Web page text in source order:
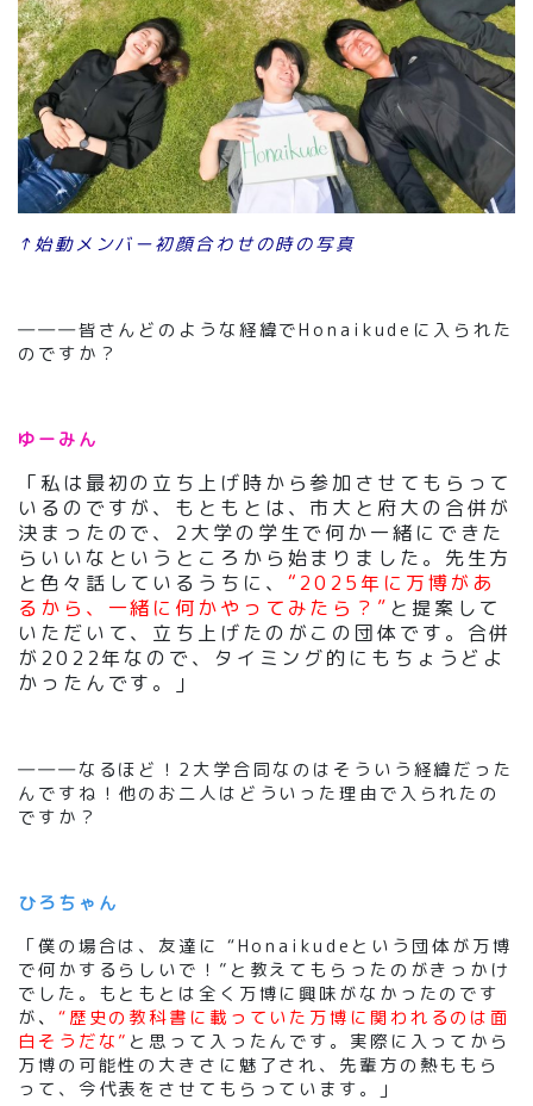
↑始動メンバー初顔合わせの時の写真
―――皆さんどのような経緯でHonaikudeに入られた
のですか？
ゆーみ ん
「私は最初の立ち上げ時から参加させてもらって
いるのですが、もともとは、市大と府大の合併が
決まったので、2大学の学生で何か一緒にできた
らいいなというところから始まりました。先生方
と色々話しているうちに、 “2025年に万博があ
るから、一緒に何かやってみたら？” と提案して
いただいて、立ち上げたのがこの団体です。合併
が2022年なので、タイミング的にもちょうどよ
かったんです。」
―――なるほど！2大学合同なのはそういう経緯だった
んですね！他のお二人はどういった理由で入られたの
ですか？
ひろちゃん
「僕の場合は、友達に “Honaikudeという団体が万博
で何かするらしいで！”と教えてもらったのがきっかけ
でした。もともとは全く万博に興味がなかったのです
が 、 “歴史の教科書に載っていた万博に関われるのは面
白そうだな” と思って入ったんです。実際に入ってから
万博の可能性の大きさに魅了され、先輩方の熱ももら
って、今代表をさせてもらっています。」